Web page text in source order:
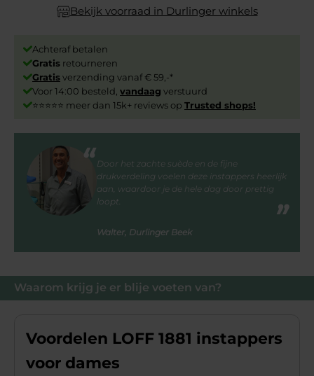
Waarom krijg je er blije voeten van?
Voordelen LOFF 1881 instappers
voor dames
Bekijk voorraad in Durlinger winkels
Achteraf betalen
Gratis retourneren
Gratisverzending vanaf € 59,-*
Voor 14:00 besteld, vandaag verstuurd
⭐⭐⭐⭐⭐ meer dan 15k+ reviews op Trusted shops!
Door het zachte suède en de fijne
drukverdeling voelen deze instappers heerlijk
aan, waardoor je de hele dag door prettig
loopt.
Walter, Durlinger Beek